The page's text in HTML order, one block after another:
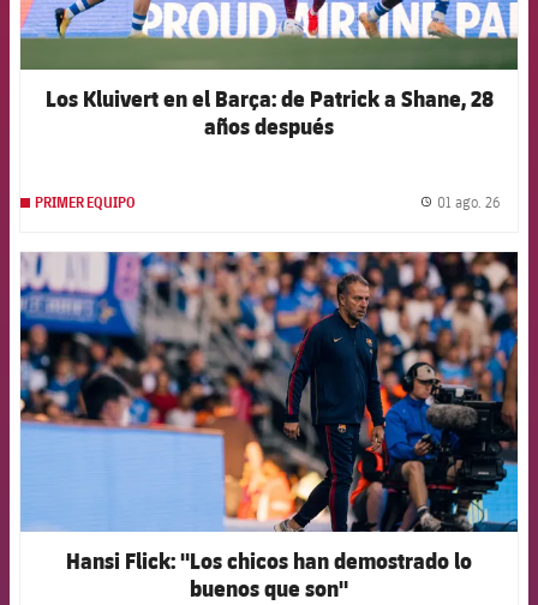
Los Kluivert en el Barça: de Patrick a Shane, 28
años después
PRIMER EQUIPO 01 ago. 26
FCB Barcelona badge
Hansi Flick: "Los chicos han demostrado lo
buenos que son"